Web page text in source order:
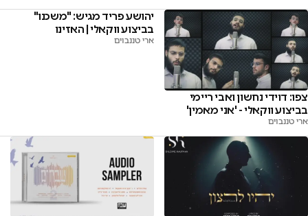
צפו: דוידי נחשון ואבי ריימי
בביצוע ווקאלי - 'אני מאמין'
ארי טננבוים
יהושע פריד מגיש: "משכנו"
בביצוע ווקאלי | האזינו
ארי טננבוים